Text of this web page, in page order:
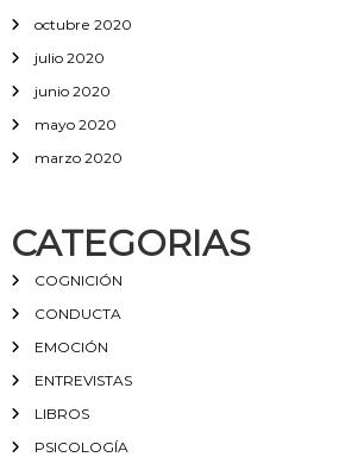
octubre 2020
julio 2020
junio 2020
mayo 2020
marzo 2020
CATEGORIAS
COGNICIÓN
CONDUCTA
EMOCIÓN
ENTREVISTAS
LIBROS
PSICOLOGÍA